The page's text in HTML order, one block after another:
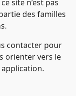
site n’est pas
des familles
contacter pour
orienter vers le